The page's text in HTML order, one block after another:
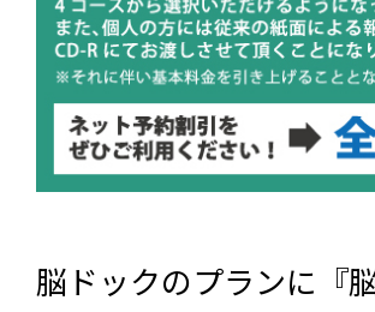
脳ドックのプランに『